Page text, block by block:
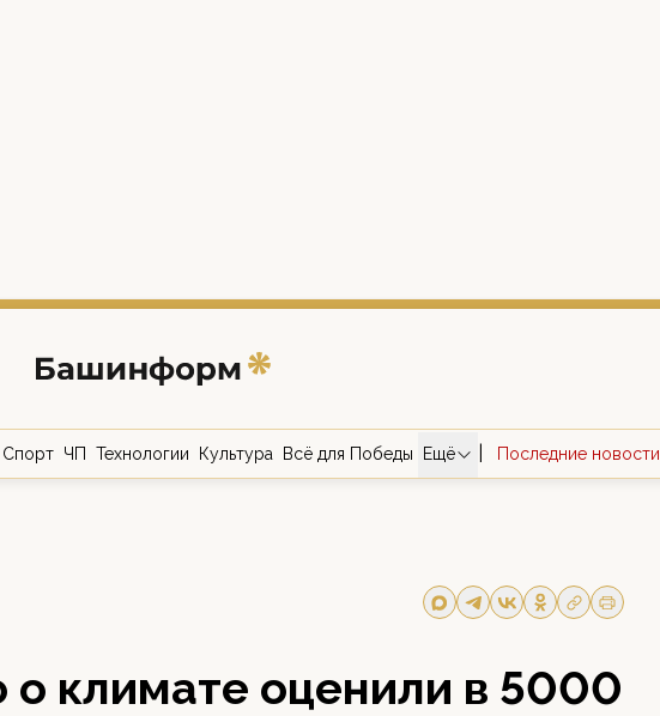
Спорт ЧП Технологии Культура Всё для Победы Ещё Последние новости
климате оценили в 5000